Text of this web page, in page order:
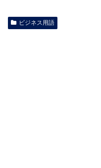
ビジネス用語